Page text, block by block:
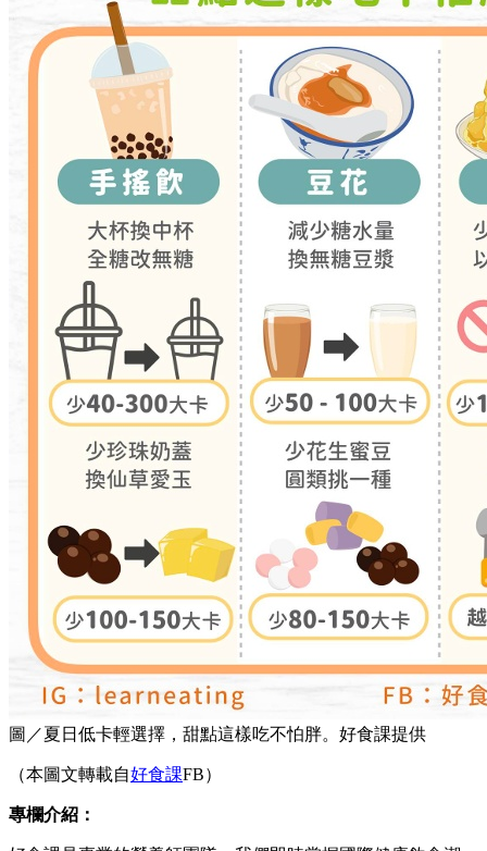
圖／夏日低卡輕選擇，甜點這樣吃不怕胖。好食課提供
（本圖文轉載自好食課FB）
專欄介紹：